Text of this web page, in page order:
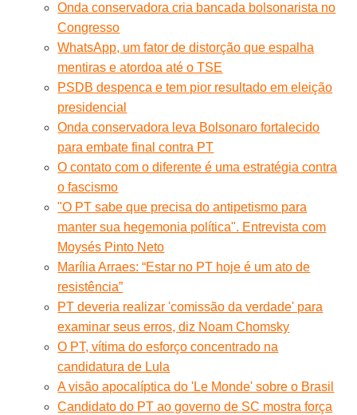
Onda conservadora cria bancada bolsonarista no
Congresso
WhatsApp, um fator de distorção que espalha
mentiras e atordoa até o TSE
PSDB despenca e tem pior resultado em eleição
presidencial
Onda conservadora leva Bolsonaro fortalecido
para embate final contra PT
O contato com o diferente é uma estratégia contra
o fascismo
"O PT sabe que precisa do antipetismo para
manter sua hegemonia política". Entrevista com
Moysés Pinto Neto
Marília Arraes: “Estar no PT hoje é um ato de
resistência”
PT deveria realizar 'comissão da verdade' para
examinar seus erros, diz Noam Chomsky
O PT, vítima do esforço concentrado na
candidatura de Lula
A visão apocalíptica do 'Le Monde' sobre o Brasil
Candidato do PT ao governo de SC mostra força